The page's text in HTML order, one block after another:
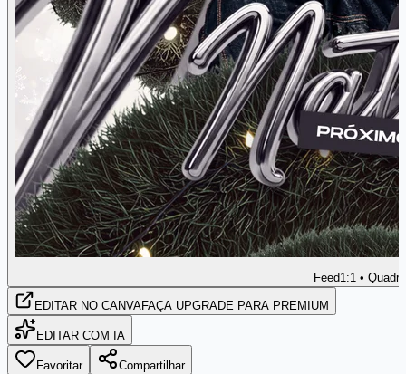
Feed1:1 •
EDITAR NO CANVAFAÇA UPGRADE PARA PREMIUM
EDITAR COM IA
Favoritar Compartilhar